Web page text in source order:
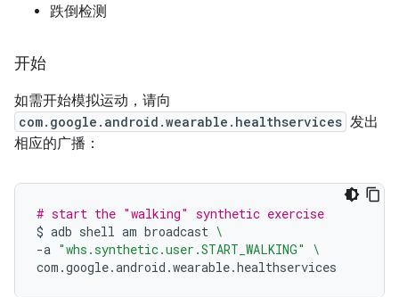
跌倒检测
开始
如需开始模拟运动，请向
com.google.android.wearable.healthservices 发出
相应的广播：
# start the "walking" synthetic exercise
$ adb shell am broadcast \
-a "whs.synthetic.user.START_WALKING"
\